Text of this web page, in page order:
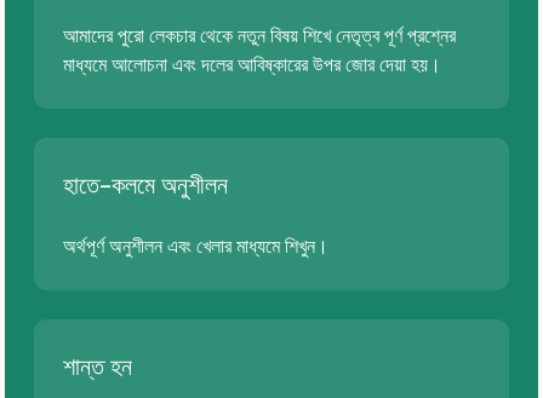
আমাদের পুরো লেকচার থেকে নতুন বিষয় শিখে নেতৃত্ব পূর্ণ প্রশ্নের
মাধ্যমে আলোচনা এবং দলের আবিষ্কারের উপর জোর দেয়া হয়।
হাতে-কলমে অনুশীলন
অর্থপূর্ণ অনুশীলন এবং খেলার মাধ্যমে শিখুন।
শান্ত হন